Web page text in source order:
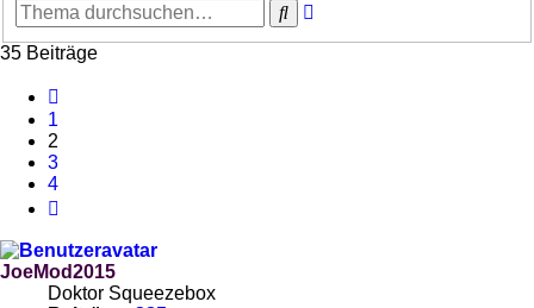
Suche
35 Beiträge
1
2
3
4
JoeMod2015
Doktor Squeezebox